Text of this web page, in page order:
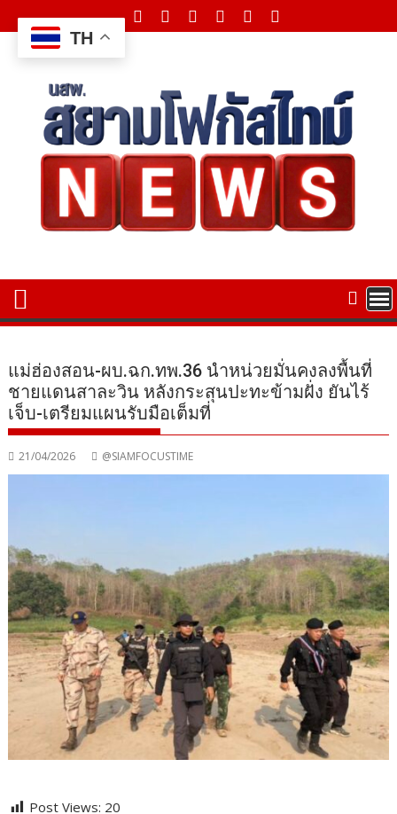
to
content
แม่ฮ่องสอน-ผบ.ฉก.ทพ.36 นำหน่วยมั่นคงลงพื้นที่
ชายแดนสาละวิน หลังกระสุนปะทะข้ามฝั่ง ยันไร้
เจ็บ-เตรียมแผนรับมือเต็มที่
21/04/2026 @SIAMFOCUSTIME
Post Views: 20
TH